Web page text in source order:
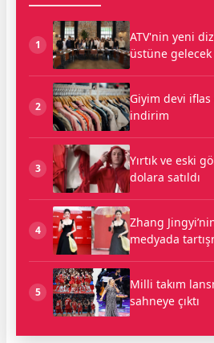
1
ATV'nin yeni
üstüne gelecek
2
Giyim devi
indirim
3
Yırtık ve eski
dolara satıldı
4
Zhang
medyada
5
Milli takım
sahneye çıktı